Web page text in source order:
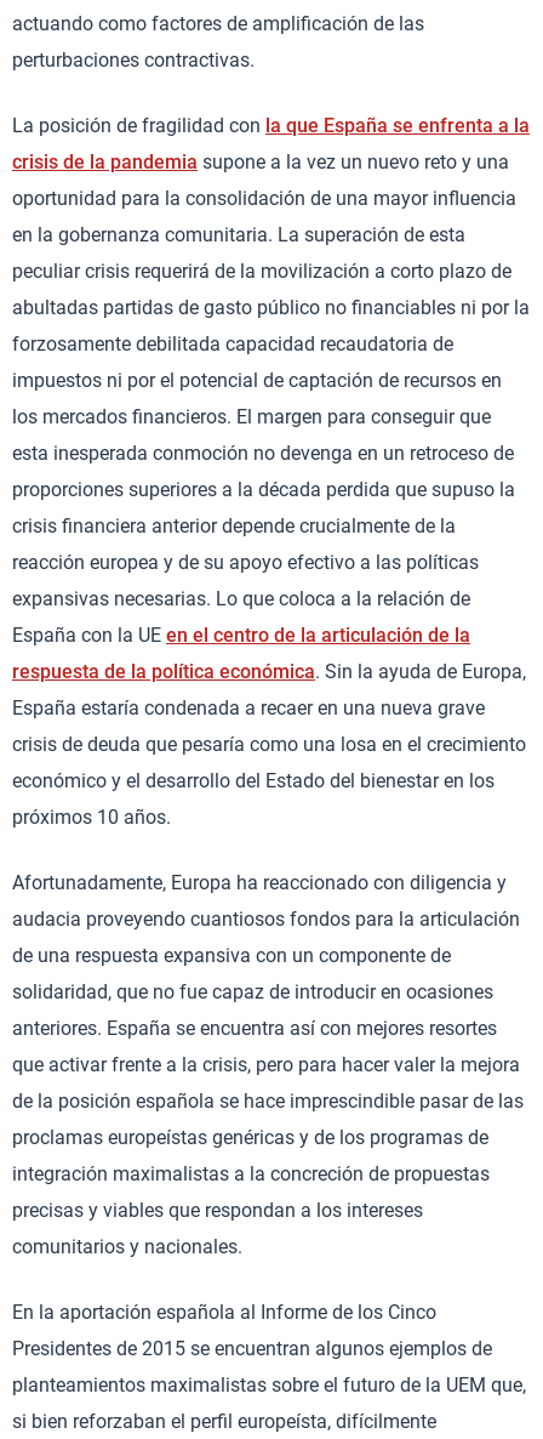
actuando como factores de amplificación de las
perturbaciones contractivas.
La posición de fragilidad con la que España se enfrenta a la
crisis de la pandemia supone a la vez un nuevo reto y una
oportunidad para la consolidación de una mayor influencia
en la gobernanza comunitaria. La superación de esta
peculiar crisis requerirá de la movilización a corto plazo de
abultadas partidas de gasto público no financiables ni por la
forzosamente debilitada capacidad recaudatoria de
impuestos ni por el potencial de captación de recursos en
los mercados financieros. El margen para conseguir que
esta inesperada conmoción no devenga en un retroceso de
proporciones superiores a la década perdida que supuso la
crisis financiera anterior depende crucialmente de la
reacción europea y de su apoyo efectivo a las políticas
expansivas necesarias. Lo que coloca a la relación de
España con la UE en el centro de la articulación de la
respuesta de la política económica. Sin la ayuda de Europa,
España estaría condenada a recaer en una nueva grave
crisis de deuda que pesaría como una losa en el crecimiento
económico y el desarrollo del Estado del bienestar en los
próximos 10 años.
Afortunadamente, Europa ha reaccionado con diligencia y
audacia proveyendo cuantiosos fondos para la articulación
de una respuesta expansiva con un componente de
solidaridad, que no fue capaz de introducir en ocasiones
anteriores. España se encuentra así con mejores resortes
que activar frente a la crisis, pero para hacer valer la mejora
de la posición española se hace imprescindible pasar de las
proclamas europeístas genéricas y de los programas de
integración maximalistas a la concreción de propuestas
precisas y viables que respondan a los intereses
comunitarios y nacionales.
En la aportación española al Informe de los Cinco
Presidentes de 2015 se encuentran algunos ejemplos de
planteamientos maximalistas sobre el futuro de la UEM que,
si bien reforzaban el perfil europeísta, difícilmente